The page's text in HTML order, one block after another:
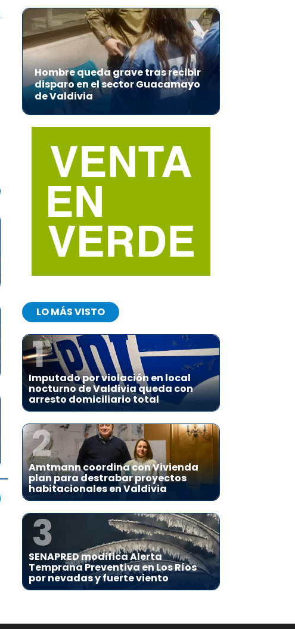
Hombre queda grave tras recibir
disparo en el sector Guacamayo
de Valdivia
LO MÁS VISTO
1
Imputado por violación en local
nocturno de Valdivia queda con
arresto domiciliario total
2
Amtmann coordina con Vivienda
plan para destrabar proyectos
habitacionales en Valdivia
3
SENAPRED modifica Alerta
Temprana Preventiva en Los Ríos
por nevadas y fuerte viento